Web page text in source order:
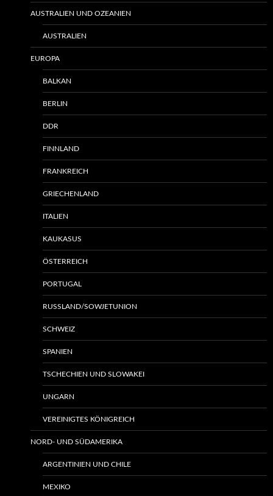
AUSTRALIEN UND OZEANIEN
AUSTRALIEN
EUROPA
BALKAN
BERLIN
DDR
FINNLAND
FRANKREICH
GRIECHENLAND
ITALIEN
KAUKASUS
ÖSTERREICH
PORTUGAL
RUSSLAND/SOWJETUNION
SCHWEIZ
SPANIEN
TSCHECHIEN UND SLOWAKEI
UNGARN
VEREINIGTES KÖNIGREICH
NORD- UND SÜDAMERIKA
ARGENTINIEN UND CHILE
MEXIKO